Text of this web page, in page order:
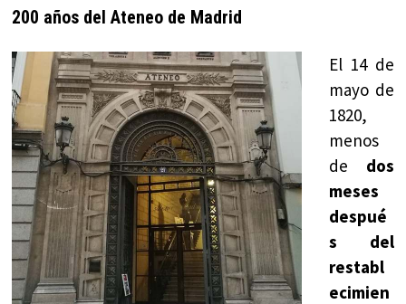
200 años del Ateneo de Madrid
El 14 de
mayo de
1820,
menos
de dos
meses
despué
s del
restabl
ecimien